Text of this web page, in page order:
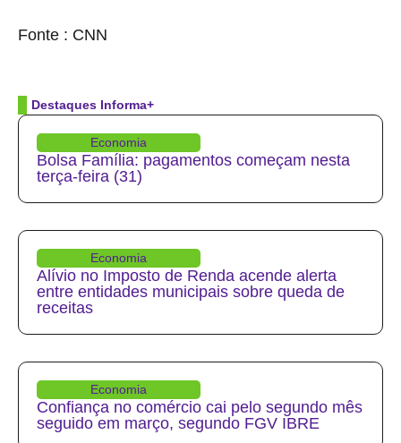
Fonte : CNN
Destaques Informa+
Economia
Bolsa Família: pagamentos começam nesta
terça-feira (31)
Economia
Alívio no Imposto de Renda acende alerta
entre entidades municipais sobre queda de
receitas
Economia
Confiança no comércio cai pelo segundo mês
seguido em março, segundo FGV IBRE